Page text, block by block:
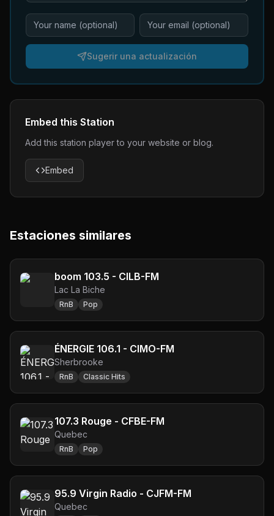
Sugerir una actualización
Embed this Station
Add this station player to your website or blog.
Embed
Estaciones similares
boom 103.5 - CILB-FM
Lac La Biche
RnB Pop
ÉNERGIE 106.1 - CIMO-FM
Sherbrooke
RnB Classic Hits
107.3 Rouge - CFBE-FM
Quebec
RnB Pop
95.9 Virgin Radio - CJFM-FM
Quebec